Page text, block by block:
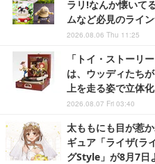
ラリ!なんか懐いて
ムなど必見のライ
2026.08.06 Thu 11:25
「トイ・ストーリ
は、ウッディたち
上を走る姿で立体
2026.08.07 Fri 03:40
太ももにも目が惹
ギュア「ライザ(ラ
グStyle」が8月7日